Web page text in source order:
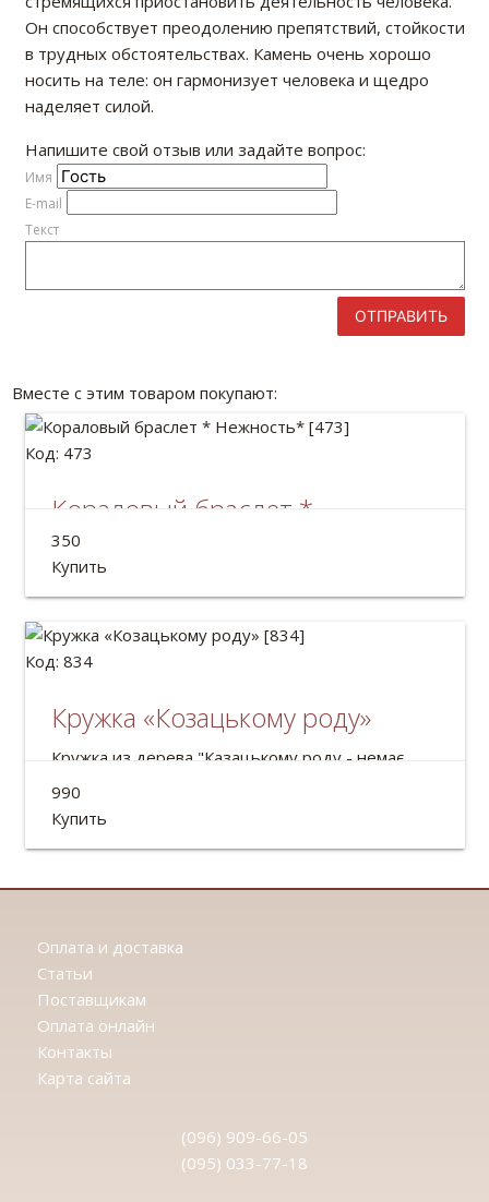
Он способствует преодолению препятствий, стойкости
в трудных обстоятельствах. Камень очень хорошо
носить на теле: он гармонизует человека и щедро
наделяет силой.
Напишите свой отзыв или задайте вопрос:
Имя
E-mail
Текст
ОТПРАВИТЬ
Вместе с этим товаром покупают:
Код: 473
Кораловый браслет *
Нежность*
350
Купить
Код: 834
Кружка «Козацькому роду»
Кружка из дерева "Казацькому роду - немає
переводу"
Объем: 500мл
990
Купить
Оплата и доставка
Статьи
Поставщикам
Оплата онлайн
Контакты
Карта сайта
(096) 909-66-05
(095) 033-77-18